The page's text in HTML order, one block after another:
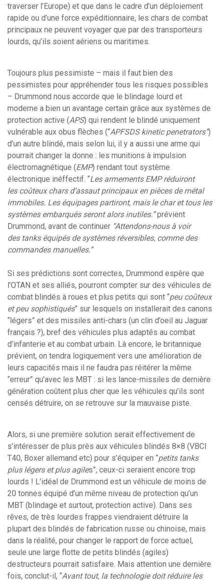
traverser l’Europe) et que dans le cadre d’un déploiement
rapide ou d’une force expéditionnaire, les chars de combat
principaux ne peuvent voyager que par des transporteurs
lourds, qu’ils soient aériens ou maritimes.
Toujours plus pessimiste – mais il faut bien des
pessimistes pour appréhender tous les risques possibles
– Drummond nous accorde que le blindage lourd et
moderne a bien un avantage certain grâce aux systèmes de
protection active (APS) qui rendent le blindé uniquement
vulnérable aux obus flèches (“APFSDS kinetic penetrators”)
d’un autre blindé, mais selon lui, il y a aussi une arme qui
pourrait changer la donne : les munitions à impulsion
électromagnétique (EMP) rendant tout système
électronique inéffectif. “Les armements EMP réduiront
les coûteux chars d’assaut principaux en pièces de métal
immobiles. Les équipages partiront, mais le char et tous les
systèmes embarqués seront alors inutiles.”prévient
Drummond, avant de continuer “Attendons-nous à voir
des tanks équipés de systèmes réversibles, comme des
commandes manuelles.”
Si ses prédictions sont correctes, Drummond espère que
l’OTAN et ses alliés, pourront compter sur des véhicules de
combat blindés à roues et plus petits qui sont “peu coûteux
et peu sophistiqués” sur lesquels on installerait des canons
“légers” et des missiles anti-chars (un clin d’oeil au Jaguar
français ?), bref des véhicules plus adaptés au combat
d’infanterie et au combat urbain. Là encore, le britannique
prévient, on tendra logiquement vers une amélioration de
leurs capacités mais il ne faudra pas réitérer la même
“erreur” qu’avec les MBT : si les lance-missiles de dernière
génération coûtent plus cher que les véhicules qu’ils sont
censés détruire, on se retrouve sur la mauvaise piste.
Alors, si une première solution serait effectivement de
s’intéresser de plus près aux véhicules blindés 8×8 (VBCI
T40, Boxer allemand etc) pour s’équiper en “petits tanks
plus légers et plus agiles”, ceux-ci seraient encore trop
lourds ! L’idéal de Drummond est un véhicule de moins de
20 tonnes équipé d’un même niveau de protection qu’un
MBT (blindage et surtout, protection active). Dans ses
rêves, de très lourdes frappes viendraient détruire la
plupart des blindés de fabrication russe ou chinoise, mais
dans la réalité, pour changer le rapport de force actuel,
seule une large flotte de petits blindés (agiles)
destructeurs pourrait satisfaire. Mais attention une dernière
fois, conclut-il, “Avant tout, la technologie doit réduire les